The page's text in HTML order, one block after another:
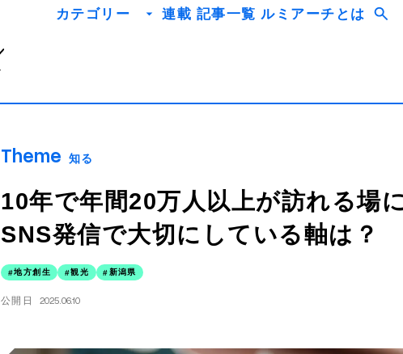
カテゴリー
ミライを
連載 記事一覧 ルミアーチとは
Theme 知る
10年で年間20万人以上が訪れる場
SNS発信で大切にしている軸は？
地方創生 観光 新潟県
公開日 2025.06.10